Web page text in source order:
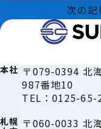
次の記
本社 〒079-0394 北
987番地10
TEL：0125-65-
札幌 〒060-0033 北